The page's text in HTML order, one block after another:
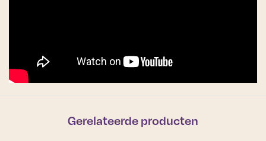
Gerelateerde producten